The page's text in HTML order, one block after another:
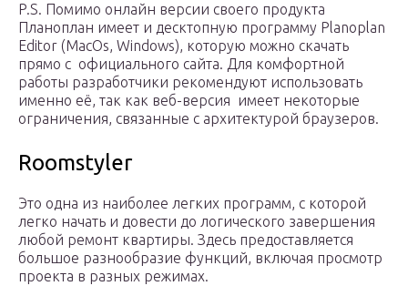
P.S. Помимо онлайн версии своего продукта
Планоплан имеет и десктопную программу Planoplan
Editor (MacOs, Windows), которую можно скачать
прямо с официального сайта. Для комфортной
работы разработчики рекомендуют использовать
именно её, так как веб-версия имеет некоторые
ограничения, связанные с архитектурой браузеров.
Roomstyler
Это одна из наиболее легких программ, с которой
легко начать и довести до логического завершения
любой ремонт квартиры. Здесь предоставляется
большое разнообразие функций, включая просмотр
проекта в разных режимах.